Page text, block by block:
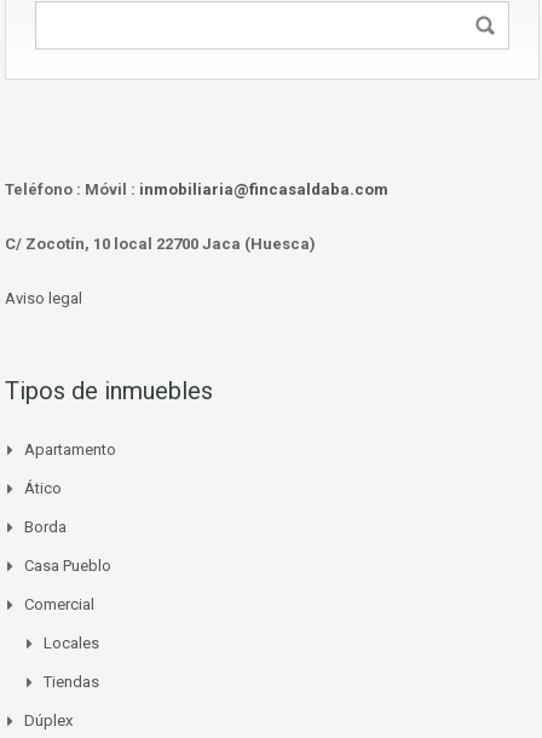
Teléfono : Móvil : inmobiliaria@fincasaldaba.com
C/ Zocotín, 10 local 22700 Jaca (Huesca)
Aviso legal
Tipos de inmuebles
Apartamento
Ático
Borda
Casa Pueblo
Comercial
Locales
Tiendas
Dúplex